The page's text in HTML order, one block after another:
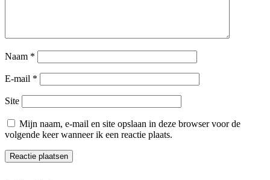
Naam *
E-mail *
Site
Mijn naam, e-mail en site opslaan in deze browser voor de
volgende keer wanneer ik een reactie plaats.